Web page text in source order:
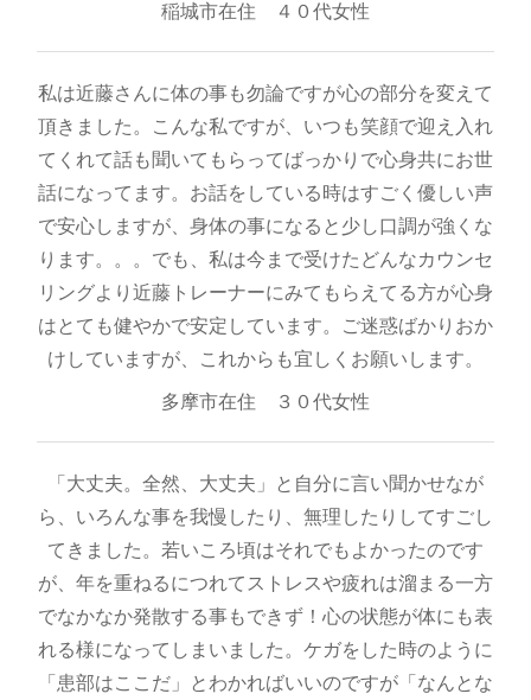
稲城市在住 ４０代女性
私は近藤さんに体の事も勿論ですが心の部分を変えて
頂きました。こんな私ですが、いつも笑顔で迎え入れ
てくれて話も聞いてもらってばっかりで心身共にお世
話になってます。お話をしている時はすごく優しい声
で安心しますが、身体の事になると少し口調が強くな
ります。。。でも、私は今まで受けたどんなカウンセ
リングより近藤トレーナーにみてもらえてる方が心身
はとても健やかで安定しています。ご迷惑ばかりおか
けしていますが、これからも宜しくお願いします。
多摩市在住 ３０代女性
「大丈夫。全然、大丈夫」と自分に言い聞かせなが
ら、いろんな事を我慢したり、無理したりしてすごし
てきました。若いころ頃はそれでもよかったのです
が、年を重ねるにつれてストレスや疲れは溜まる一方
でなかなか発散する事もできず！心の状態が体にも表
れる様になってしまいました。ケガをした時のように
「患部はここだ」とわかればいいのですが「なんとな